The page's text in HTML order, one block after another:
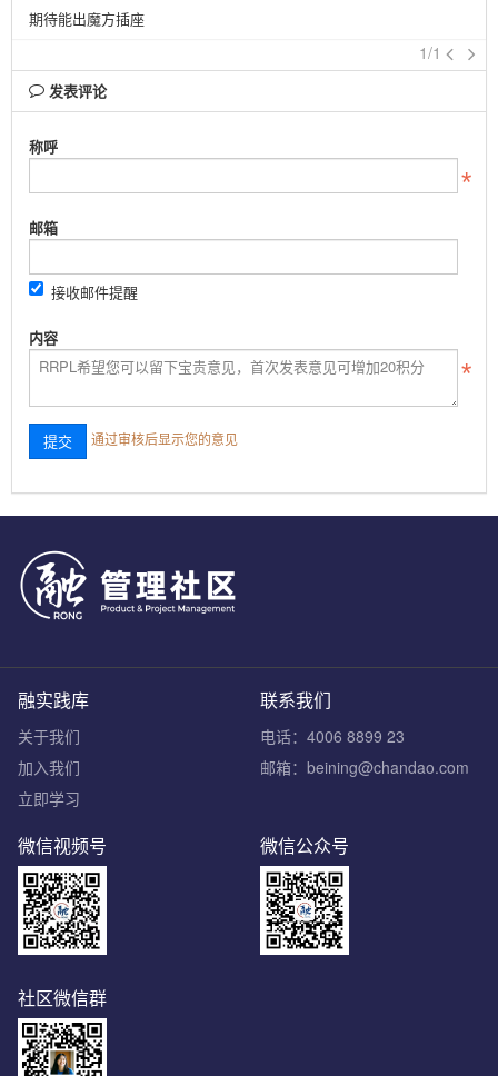
期待能出魔方插座
1/1
发表评论
称呼
邮箱
接收邮件提醒
内容
通过审核后显示您的意见
联系我们
电话：4006 8899 23
邮箱：beining@chandao.com
融实践库
关于我们
加入我们
立即学习
微信公众号
微信视频号
社区微信群